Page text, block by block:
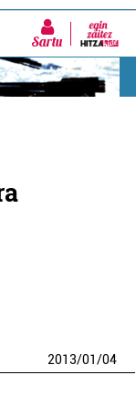
Sartu
2013/01/04